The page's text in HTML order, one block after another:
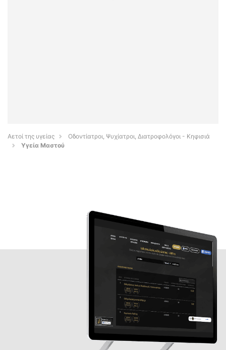
Αετοί της υγείας
Οδοντίατροι, Ψυχίατροι, Διατροφολόγοι - Κηφισιά
Υγεία Μαστού